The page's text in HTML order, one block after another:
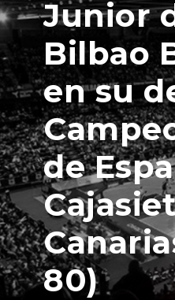
Junior
Bilbao
en su
de
80)